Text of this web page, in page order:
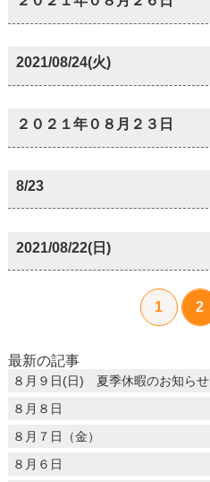
2021/08/24(火)
２０２１年０８月２３日
8/23
2021/08/22(日)
1 2
最新の記事
８月９日(日) 夏季休暇のお知らせ
８月８日
８月７日（金）
８月６日